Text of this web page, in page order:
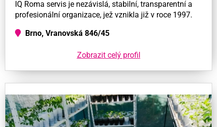
IQ Roma servis je nezávislá, stabilní, transparentní a
profesionální organizace, jež vznikla již v roce 1997.
Brno, Vranovská 846/45
Zobrazit celý profil